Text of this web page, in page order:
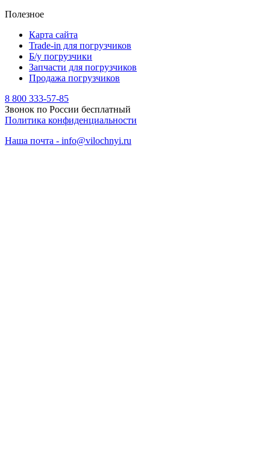
Полезное
Карта сайта
Trade-in для погрузчиков
Б/у погрузчики
Запчасти для погрузчиков
Продажа погрузчиков
8 800 333-57-85
Звонок по России бесплатный
Политика конфиденциальности
Наша почта - info@vilochnyi.ru